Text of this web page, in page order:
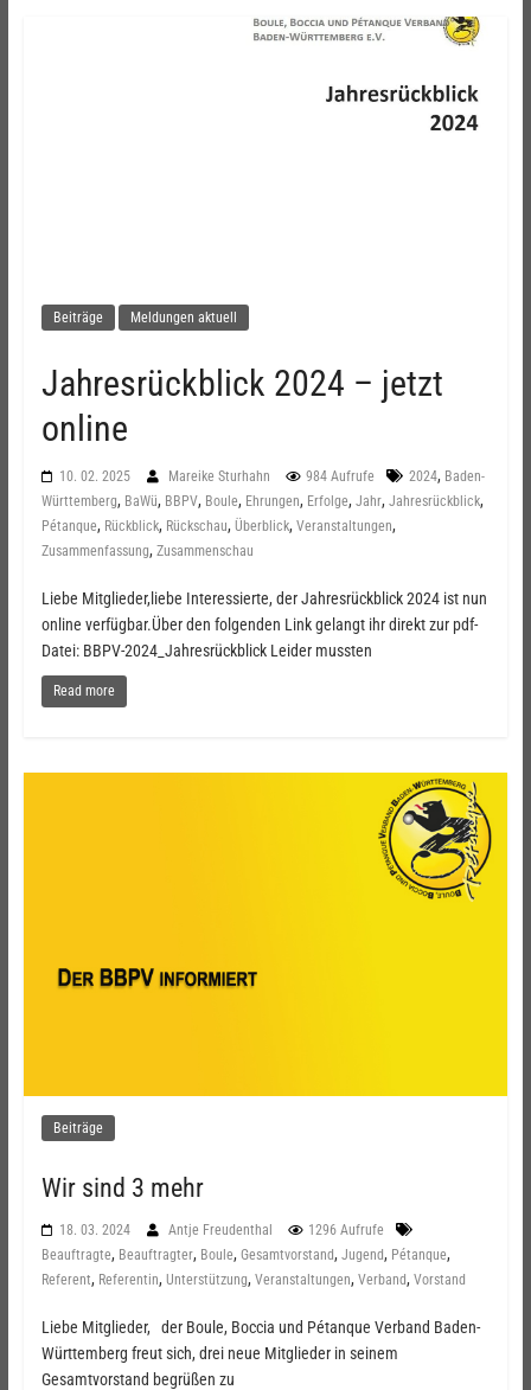
Beiträge Meldungen aktuell
Jahresrückblick 2024 – jetzt
online
10. 02. 2025 Mareike Sturhahn 984 Aufrufe 2024, Baden-
Württemberg, BaWü, BBPV, Boule, Ehrungen, Erfolge, Jahr, Jahresrückblick,
Pétanque, Rückblick, Rückschau, Überblick, Veranstaltungen,
Zusammenfassung, Zusammenschau
Liebe Mitglieder,liebe Interessierte, der Jahresrückblick 2024 ist nun
online verfügbar.Über den folgenden Link gelangt ihr direkt zur pdf-
Datei: BBPV-2024_Jahresrückblick Leider mussten
Read more
Beiträge
Wir sind 3 mehr
18. 03. 2024 Antje Freudenthal
1296 Aufrufe
Beauftragte, Beauftragter, Boule, Gesamtvorstand, Jugend, Pétanque,
Referent, Referentin, Unterstützung, Veranstaltungen, Verband, Vorstand
Liebe Mitglieder, der Boule, Boccia und Pétanque Verband Baden-
Württemberg freut sich, drei neue Mitglieder in seinem
Gesamtvorstand begrüßen zu